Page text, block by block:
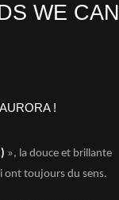
WE CAN
», la douce et brillante
ont toujours du sens.